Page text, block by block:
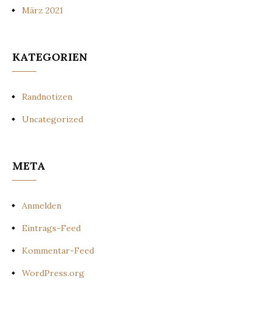
März 2021
KATEGORIEN
Randnotizen
Uncategorized
META
Anmelden
Eintrags-Feed
Kommentar-Feed
WordPress.org